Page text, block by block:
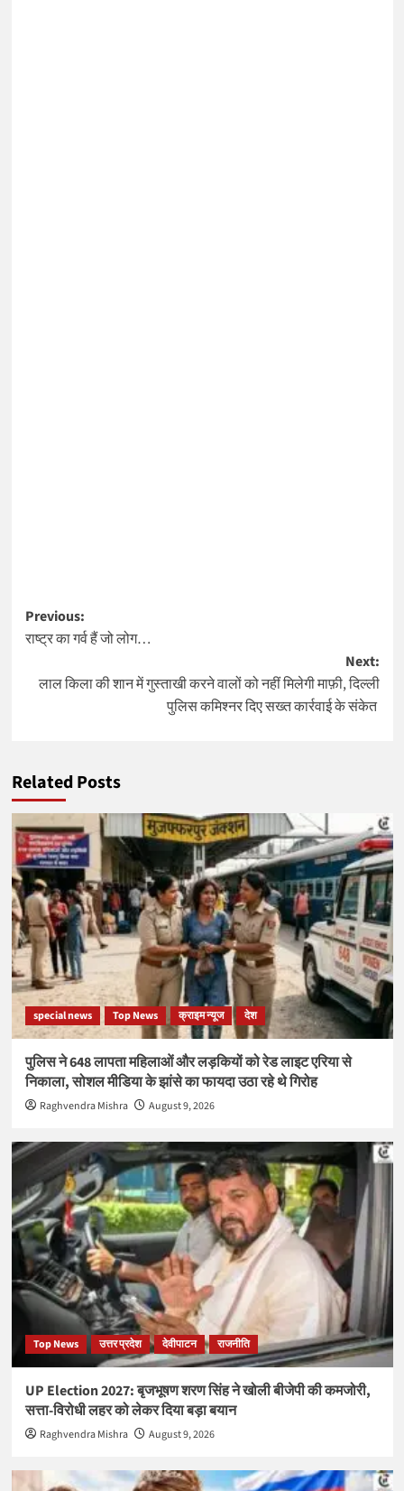
Post
navigation
Previous:
राष्ट्र का गर्व हैं जो लोग…
Next:
लाल किला की शान में गुस्ताखी करने वालों को नहीं मिलेगी माफ़ी, दिल्ली
पुलिस कमिश्नर दिए सख्त कार्रवाई के संकेत
Related Posts
special news Top News क्राइम न्यूज देश
पुलिस ने 648 लापता महिलाओं और लड़कियों को रेड लाइट एरिया से
निकाला, सोशल मीडिया के झांसे का फायदा उठा रहे थे गिरोह
Raghvendra Mishra August 9, 2026
Top News उत्तर प्रदेश देवीपाटन राजनीति
UP Election 2027: बृजभूषण शरण सिंह ने खोली बीजेपी की कमजोरी,
सत्ता-विरोधी लहर को लेकर दिया बड़ा बयान
Raghvendra Mishra August 9, 2026